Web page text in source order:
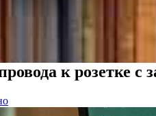
к розетке с